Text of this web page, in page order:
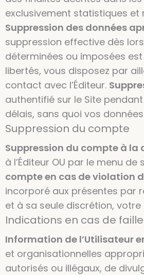
exclusivement statistiques et
Suppression des données
suppression effective dès
déterminées ou imposées
libertés, vous disposez par
contact avec l’Éditeur.
authentifié sur le Site
délais, sans quoi vos
Suppression du compte
Suppression du compte à la
à l’Éditeur OU par le menu
compte en cas de violation
incorporé aux présentes par
et à sa seule discrétion,
Indications en cas de
Information de l’Utilisateur
et organisationnelles
autorisés ou illégaux, de